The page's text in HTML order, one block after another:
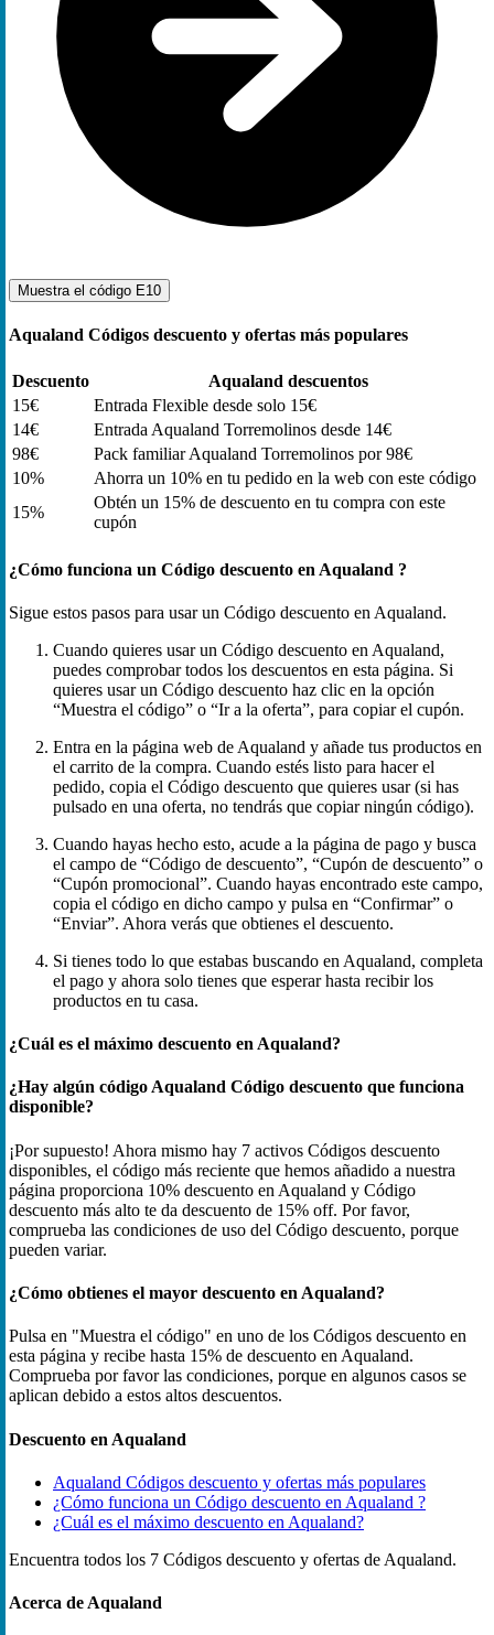
Muestra el código E10
Aqualand Códigos descuento y ofertas más populares
Descuento
Aqualand descuentos
15€
Entrada Flexible desde solo 15€
14€
Entrada Aqualand Torremolinos desde 14€
98€
Pack familiar Aqualand Torremolinos por 98€
10%
Ahorra un 10% en tu pedido en la web con este código
15%
Obtén un 15% de descuento en tu compra con este
cupón
¿Cómo funciona un Código descuento en Aqualand ?
Sigue estos pasos para usar un Código descuento en Aqualand.
Cuando quieres usar un Código descuento en Aqualand,
puedes comprobar todos los descuentos en esta página. Si
quieres usar un Código descuento haz clic en la opción
“Muestra el código” o “Ir a la oferta”, para copiar el cupón.
Entra en la página web de Aqualand y añade tus productos en
el carrito de la compra. Cuando estés listo para hacer el
pedido, copia el Código descuento que quieres usar (si has
pulsado en una oferta, no tendrás que copiar ningún código).
Cuando hayas hecho esto, acude a la página de pago y busca
el campo de “Código de descuento”, “Cupón de descuento” o
“Cupón promocional”. Cuando hayas encontrado este campo,
copia el código en dicho campo y pulsa en “Confirmar” o
“Enviar”. Ahora verás que obtienes el descuento.
Si tienes todo lo que estabas buscando en Aqualand, completa
el pago y ahora solo tienes que esperar hasta recibir los
productos en tu casa.
¿Cuál es el máximo descuento en Aqualand?
¿Hay algún código Aqualand Código descuento que funciona
disponible?
¡Por supuesto! Ahora mismo hay 7 activos Códigos descuento
disponibles, el código más reciente que hemos añadido a nuestra
página proporciona 10% descuento en Aqualand y Código
descuento más alto te da descuento de 15% off. Por favor,
comprueba las condiciones de uso del Código descuento, porque
pueden variar.
¿Cómo obtienes el mayor descuento en Aqualand?
Pulsa en "Muestra el código" en uno de los Códigos descuento en
esta página y recibe hasta 15% de descuento en Aqualand.
Comprueba por favor las condiciones, porque en algunos casos se
aplican debido a estos altos descuentos.
Descuento en Aqualand
Aqualand Códigos descuento y ofertas más populares
¿Cómo funciona un Código descuento en Aqualand ?
¿Cuál es el máximo descuento en Aqualand?
Encuentra todos los 7 Códigos descuento y ofertas de Aqualand.
Acerca de Aqualand